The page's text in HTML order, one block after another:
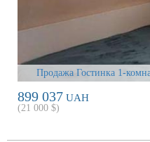
Продажа Гостинка 1-
899 037 UAH
(21 000 $)